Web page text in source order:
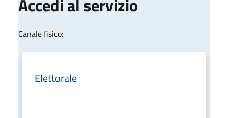
Accedi al servizio
Canale fisico:
Elettorale